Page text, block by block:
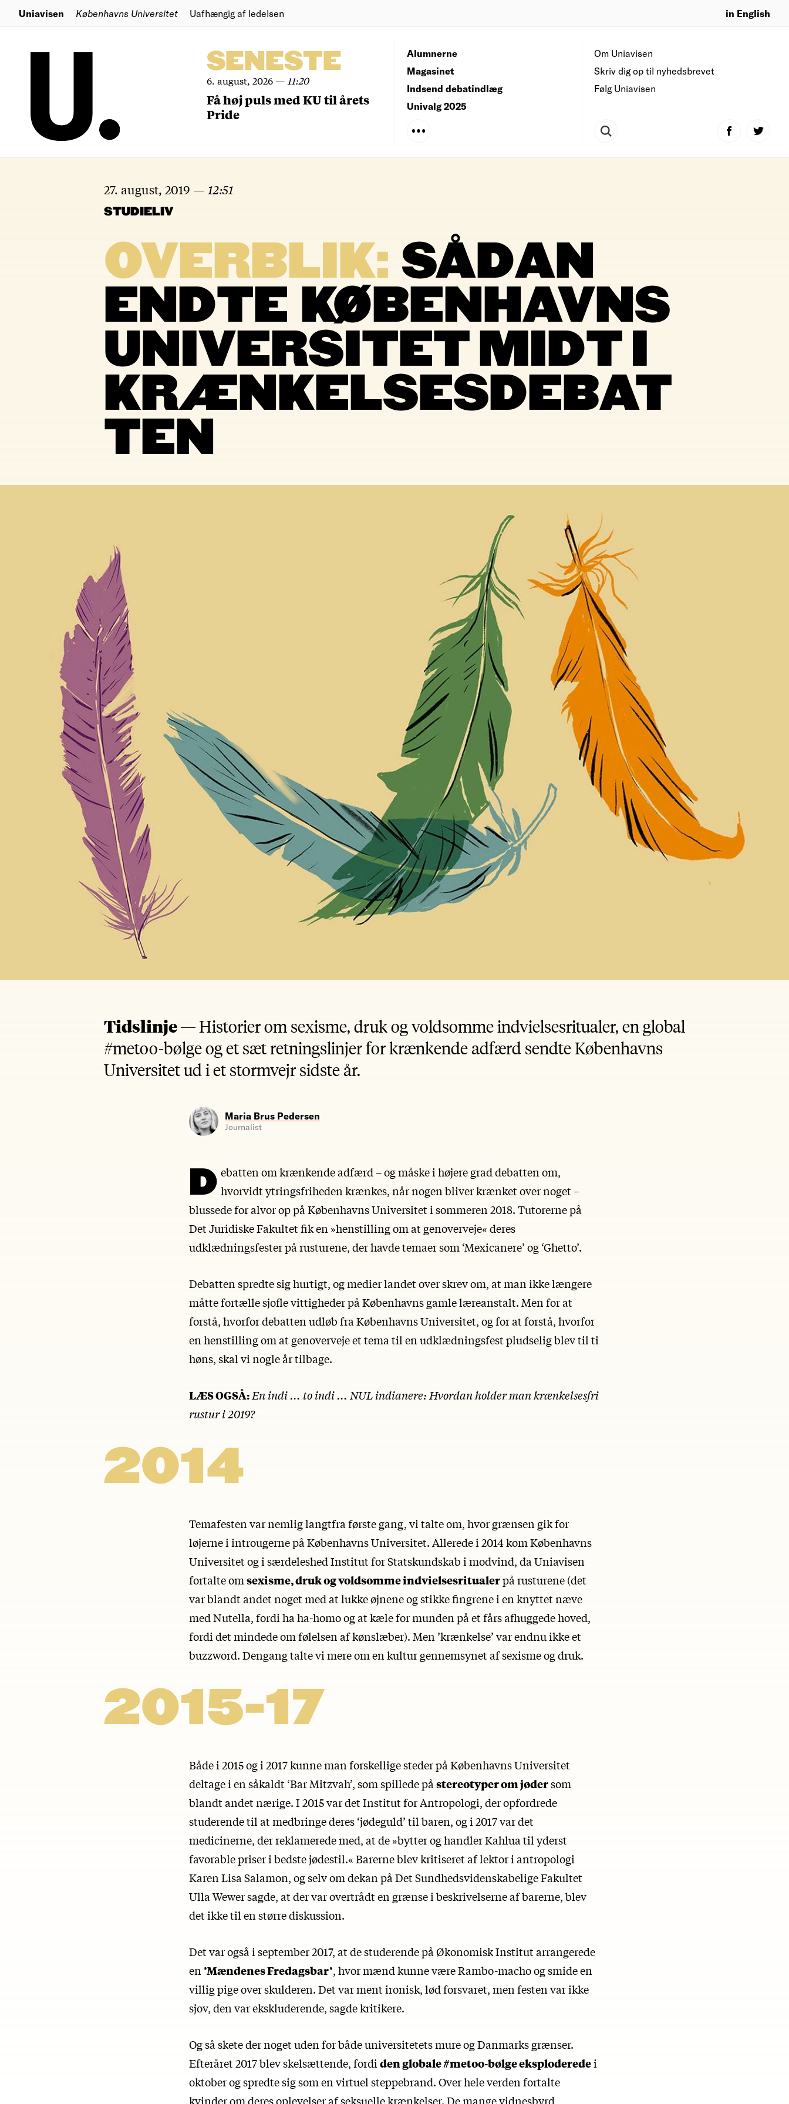
Uniavisen Københavns Universitet Uafhængig af ledelsen in English
SENESTE
6. august, 2026— 11:20
Få høj puls med KU til årets
Pride
Om Uniavisen
Skriv dig op til nyhedsbrevet
Følg Uniavisen
Alumnerne
Magasinet
Indsend debatindlæg
Univalg 2025
27. august, 2019 — 12:51
STUDIELIV
OVERBLIK: SÅDAN
ENDTE KØBENHAVNS
UNIVERSITET MIDT I
KRÆNKELSESDEBAT
TEN
Tidslinje —Historier om sexisme, druk og voldsomme indvielsesritualer, en global
#metoo-bølge og et sæt retningslinjer for krænkende adfærd sendte Københavns
Universitet ud i et stormvejr sidste år.
Maria Brus Pedersen
Journalist
D ebatten om krænkende adfærd – og måske i højere grad debatten om,
hvorvidt ytringsfriheden krænkes, når nogen bliver krænket over noget –
blussede for alvor op på Københavns Universitet i sommeren 2018. Tutorerne på
Det Juridiske Fakultet fik en »henstilling om at genoverveje« deres
udklædningsfester på rusturene, der havde temaer som ‘Mexicanere’ og ‘Ghetto’.
Debatten spredte sig hurtigt, og medier landet over skrev om, at man ikke længere
måtte fortælle sjofle vittigheder på Københavns gamle læreanstalt. Men for at
forstå, hvorfor debatten udløb fra Københavns Universitet, og for at forstå, hvorfor
en henstilling om at genoverveje et tema til en udklædningsfest pludselig blev til ti
høns, skal vi nogle år tilbage.
LÆS OGSÅ:En indi … to indi … NUL indianere: Hvordan holder man krænkelsesfri
rustur i 2019?
2014
Temafesten var nemlig langtfra første gang, vi talte om, hvor grænsen gik for
løjerne i introugerne på Københavns Universitet. Allerede i 2014 kom Københavns
Universitet og i særdeleshed Institut for Statskundskab i modvind, da Uniavisen
fortalte omsexisme, druk og voldsomme indvielsesritualerpå rusturene (det
var blandt andet noget med at lukke øjnene og stikke fingrene i en knyttet næve
med Nutella, fordi ha ha-homo og at kæle for munden på et fårs afhuggede hoved,
fordi det mindede om følelsen af kønslæber). Men ’krænkelse’ var endnu ikke et
buzzword. Dengang talte vi mere om en kultur gennemsynet af sexisme og druk.
2015-17
Både i 2015 og i 2017 kunne man forskellige steder på Københavns Universitet
deltage i en såkaldt ‘Bar Mitzvah’, som spillede på stereotyper om jødersom
blandt andet nærige. I 2015 var det Institut for Antropologi, der opfordrede
studerende til at medbringe deres ‘jødeguld’ til baren, og i 2017 var det
medicinerne, der reklamerede med, at de »bytter og handler Kahlua til yderst
favorable priser i bedste jødestil.« Barerne blev kritiseret af lektor i antropologi
Karen Lisa Salamon, og selv om dekan på Det Sundhedsvidenskabelige Fakultet
Ulla Wewer sagde, at der var overtrådt en grænse i beskrivelserne af barerne, blev
det ikke til en større diskussion.
Det var også i september 2017, at de studerende på Økonomisk Institut arrangerede
en ’Mændenes Fredagsbar’, hvor mænd kunne være Rambo-macho og smide en
villig pige over skulderen. Det var ment ironisk, lød forsvaret, men festen var ikke
sjov, den var ekskluderende, sagde kritikere.
Og så skete der noget uden for både universitetets mure og Danmarks grænser.
Efteråret 2017 blev skelsættende, fordiden globale #metoo-bølge eksploderedei
oktober og spredte sig som en virtuel steppebrand. Over hele verden fortalte
kvinder om deres oplevelser af seksuelle krænkelser. De mange vidnesbyrd